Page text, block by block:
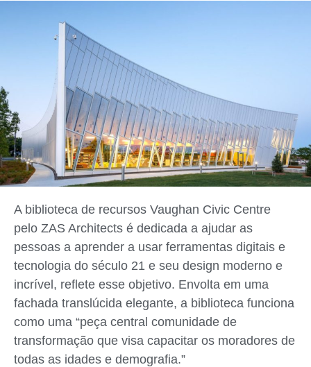
A biblioteca de recursos Vaughan Civic Centre
pelo ZAS Architects é dedicada a ajudar as
pessoas a aprender a usar ferramentas digitais e
tecnologia do século 21 e seu design moderno e
incrível, reflete esse objetivo. Envolta em uma
fachada translúcida elegante, a biblioteca funciona
como uma “peça central comunidade de
transformação que visa capacitar os moradores de
todas as idades e demografia.”